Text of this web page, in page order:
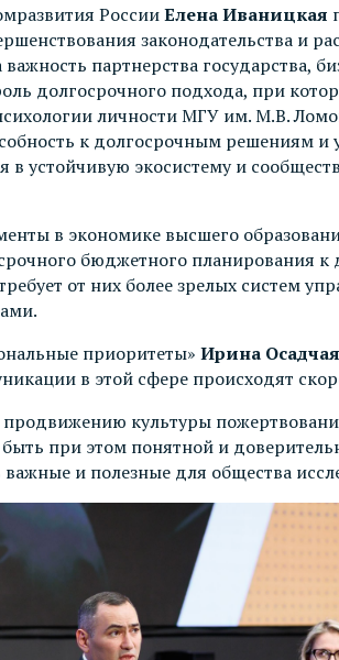
РоссииЕлена Иваницкая
законодательства и
важность партнерства государства,
долгосрочного подхода, при
личности МГУ им. М.В.
к долгосрочным решениям и
в устойчивую экосистему и
в экономике высшего
бюджетного планирования к
от них более зрелых систем
приоритеты» Ирина Осадчая
в этой сфере происходят
культуры
при этом понятной и
и полезные для общества